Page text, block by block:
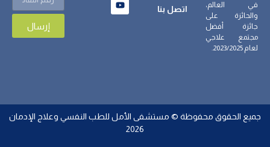
في العالم،
والحائزة على
جائزة أفضل
مجتمع علاجي
لعام 2023/2025.
اتصل بنا
إرسال
جميع الحقوق محفوظة © مستشفى الأمل للطب النفسي وعلاج الإدمان
2026